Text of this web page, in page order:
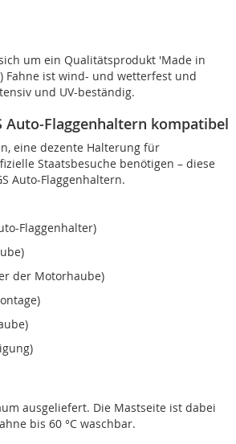
um ein Qualitätsprodukt 'Made in
Fahne ist wind- und wetterfest und
und UV-beständig.
Auto-Flaggenhaltern kompatibel
eine dezente Halterung für
Staatsbesuche benötigen – diese
Auto-Flaggenhaltern.
Flaggenhalter)
der Motorhaube)
ausgeliefert. Die Mastseite ist dabei
bis 60 °C waschbar.